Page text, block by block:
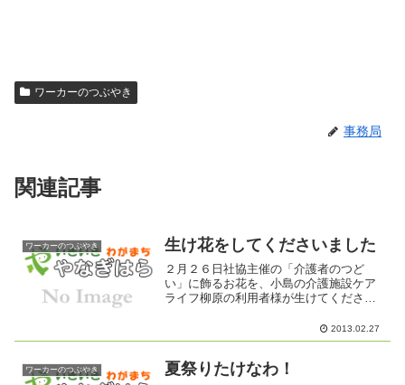
ワーカーのつぶやき
事務局
関連記事
ワーカーのつぶやき 生け花をしてくださいました
２月２６日社協主催の「介護者のつど
い」に飾るお花を、小島の介護施設ケア
ライフ柳原の利用者様が生けてください
とで、むずかしい花材でしたが、見事に
ステキにアレンジしてくださいまし
2013.02.27
ワーカーのつぶやき 夏祭りたけなわ！